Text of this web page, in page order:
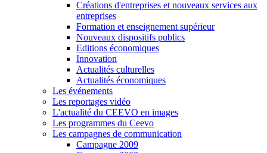
Créations d'entreprises et nouveaux services aux
entreprises
Formation et enseignement supérieur
Nouveaux dispositifs publics
Editions économiques
Innovation
Actualités culturelles
Actualités économiques
Les événements
Les reportages vidéo
L'actualité du CEEVO en images
Les programmes du Ceevo
Les campagnes de communication
Campagne 2009